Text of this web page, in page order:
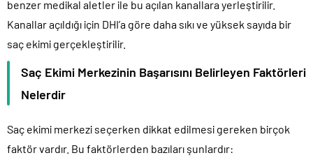
benzer medikal aletler ile bu açılan kanallara yerleştirilir.
Kanallar açıldığı için DHI’a göre daha sıkı ve yüksek sayıda bir
saç ekimi gerçekleştirilir.
Saç Ekimi Merkezinin Başarısını Belirleyen Faktörleri
Nelerdir
Saç ekimi merkezi seçerken dikkat edilmesi gereken birçok
faktör vardır. Bu faktörlerden bazıları şunlardır: